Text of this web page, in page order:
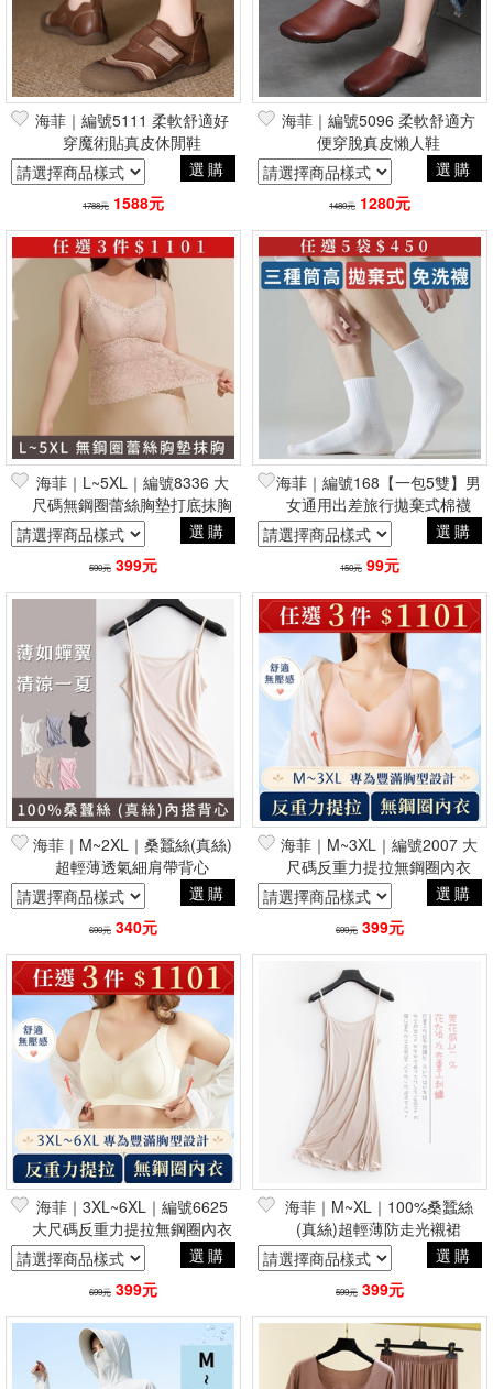
海菲｜編號5111 柔軟舒適好
穿魔術貼真皮休閒鞋
選購
1788元 1588元
海菲｜編號5096 柔軟舒適方
便穿脫真皮懶人鞋
選購
1480元 1280元
海菲｜L~5XL｜編號8336 大
尺碼無鋼圈蕾絲胸墊打底抹胸
背心
選購
590元 399元
海菲｜編號168【一包5雙】男
女通用出差旅行拋棄式棉襪
選購
150元 99元
海菲｜M~2XL｜桑蠶絲(真絲)
超輕薄透氣細肩帶背心
選購
690元 340元
海菲｜M~3XL｜編號2007 大
尺碼反重力提拉無鋼圈內衣
選購
699元 399元
海菲｜3XL~6XL｜編號6625
大尺碼反重力提拉無鋼圈內衣
選購
699元 399元
海菲｜M~XL｜100%桑蠶絲
(真絲)超輕薄防走光襯裙
選購
599元 399元